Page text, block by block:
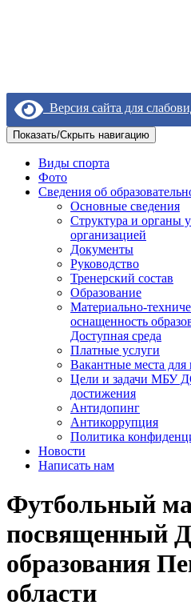
Версия сайта для
Показать/Скрыть навигацию
Виды спорта
Фото
Сведения об
Основные сведения
Структура и органы
организацией
Документы
Руководство
Тренерский состав
Образование
Материально-
оснащенность
Доступная среда
Платные услуги
Вакантные места для
Цели и задачи МБУ
достижения
Антидопинг
Антикоррупция
Политика
Новости
Написать нам
Футбольный
посвященный
образования
области